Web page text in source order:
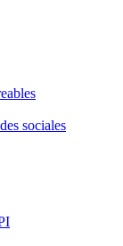
sociales